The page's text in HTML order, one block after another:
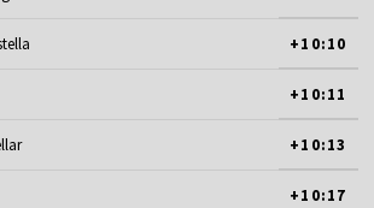
+10:10
+10:11
+10:13
+10:17